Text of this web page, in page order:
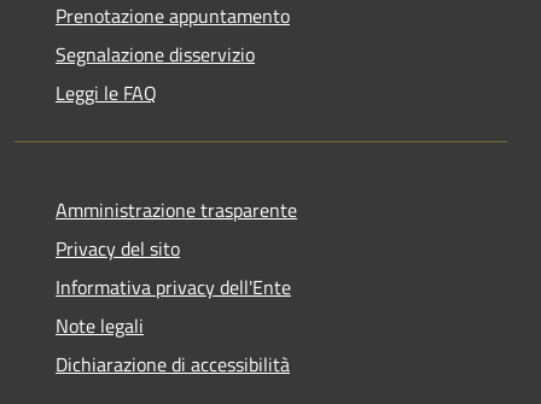
Prenotazione appuntamento
Segnalazione disservizio
Leggi le FAQ
Amministrazione trasparente
Privacy del sito
Informativa privacy dell'Ente
Note legali
Dichiarazione di accessibilità